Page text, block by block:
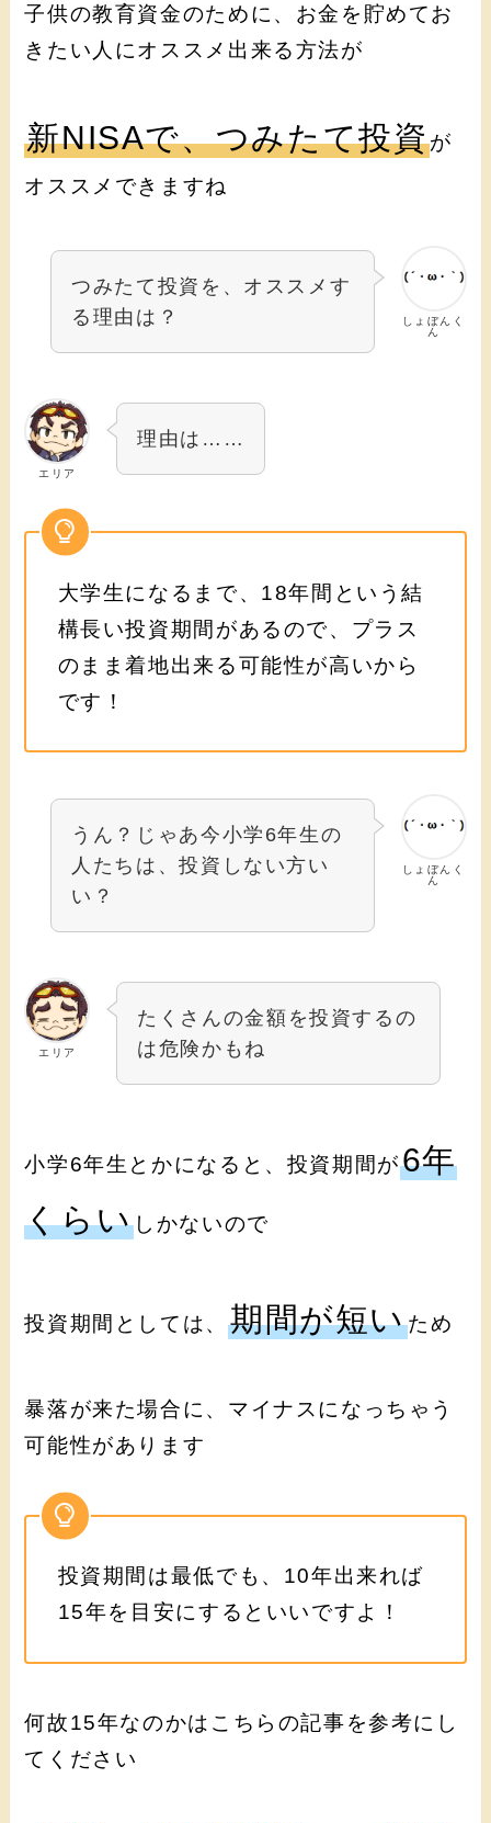
子供の教育資金のために、お金を貯めてお
きたい人にオススメ出来る方法が
新NISAで、つみたて投資が
オススメできますね
しょぼんく
ん
つみたて投資を、オススメす
る理由は？
エリア
理由は……
大学生になるまで、18年間という結
構長い投資期間があるので、プラス
のまま着地出来る可能性が高いから
です！
しょぼんく
ん
うん？じゃあ今小学6年生の
人たちは、投資しない方い
い？
エリア
たくさんの金額を投資するの
は危険かもね
小学6年生とかになると、投資期間が6年
くらい しかないので
投資期間としては、 期間が短いため
暴落が来た場合に、マイナスになっちゃう
可能性があります
投資期間は最低でも、10年出来れば
15年を目安にするといいですよ！
何故15年なのかはこちらの記事を参考にし
てください